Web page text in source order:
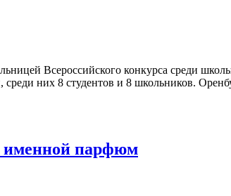
Всероссийского конкурса среди
них 8 студентов и 8 школьников.
именной парфюм